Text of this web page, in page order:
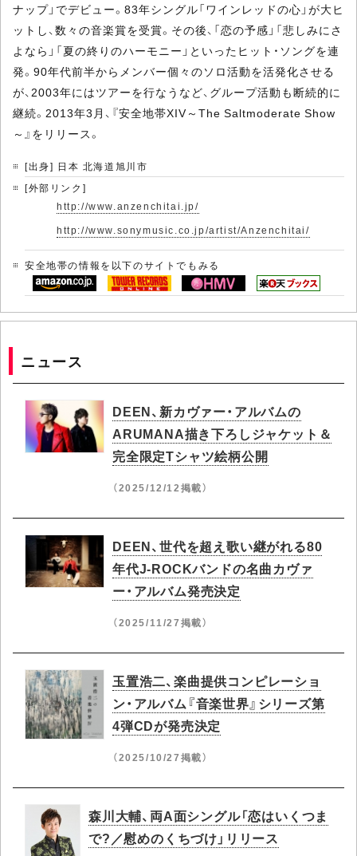
ナップ」でデビュー。83年シングル「ワインレッドの心」が大ヒ
ットし、数々の音楽賞を受賞。その後、「恋の予感」「悲しみにさ
よなら」「夏の終りのハーモニー」といったヒット・ソングを連
発。90年代前半からメンバー個々のソロ活動を活発化させる
が、2003年にはツアーを行なうなど、グループ活動も断続的に
継続。2013年3月、『安全地帯XIV～The Saltmoderate Show
～』をリリース。
[出身] 日本 北海道旭川市
[外部リンク]
http://www.anzenchitai.jp/
http://www.sonymusic.co.jp/artist/Anzenchitai/
安全地帯の情報を以下のサイトでもみる
ニュース
DEEN、新カヴァー・アルバムの
ARUMANA描き下ろしジャケット＆
完全限定Tシャツ絵柄公開
（2025/12/12掲載）
DEEN、世代を超え歌い継がれる80
年代J-ROCKバンドの名曲カヴァ
ー・アルバム発売決定
（2025/11/27掲載）
玉置浩二、楽曲提供コンピレーショ
ン・アルバム『音楽世界』シリーズ第
4弾CDが発売決定
（2025/10/27掲載）
森川大輔、両A面シングル「恋はいくつま
で?／慰めのくちづけ」リリース